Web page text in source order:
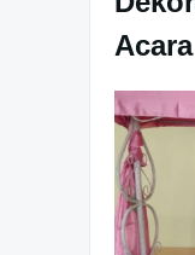
Acara